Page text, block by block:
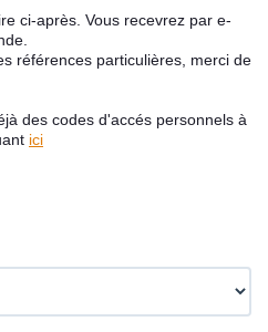
ci-après. Vous recevrez par e-
références particulières, merci de
des codes d'accés personnels à
ici